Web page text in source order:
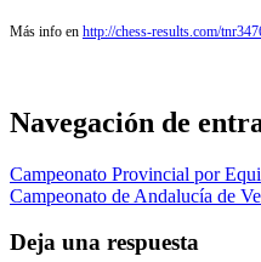
Más info en http://chess-results.com/
Navegación de
Campeonato Provincial por
Campeonato de Andalucía de
Deja una respuesta